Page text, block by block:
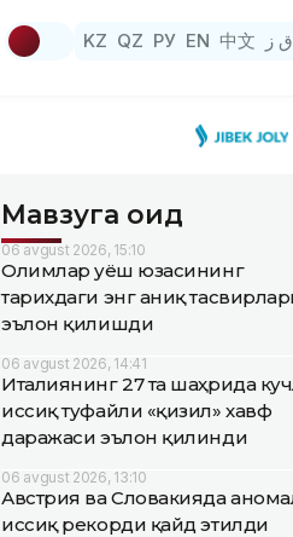
KZ QZ РУ EN 中文 ق ز
Мавзуга оид
06 avgust 2026, 15:10
Олимлар Қуёш юзасининг
тарихдаги энг аниқ
эълон қилишди
06 avgust 2026, 14:41
Италиянинг 27 та шаҳрида
иссиқ туфайли «қизил» хавф
даражаси эълон қилинди
06 avgust 2026, 13:10
Австрия ва Словакияда
иссиқ рекорди қайд этилди